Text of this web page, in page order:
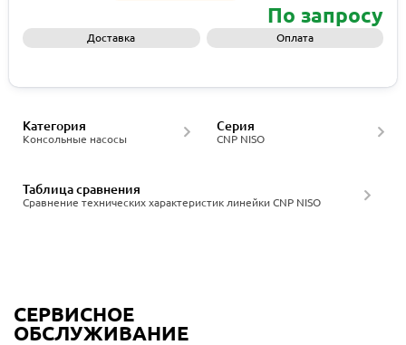
По запросу
Доставка Оплата
Консольные насосы
Категория
CNP NISO
Серия
Сравнение технических характеристик линейки CNP NISO
Таблица сравнения
СЕРВИСНОЕ
ОБСЛУЖИВАНИЕ